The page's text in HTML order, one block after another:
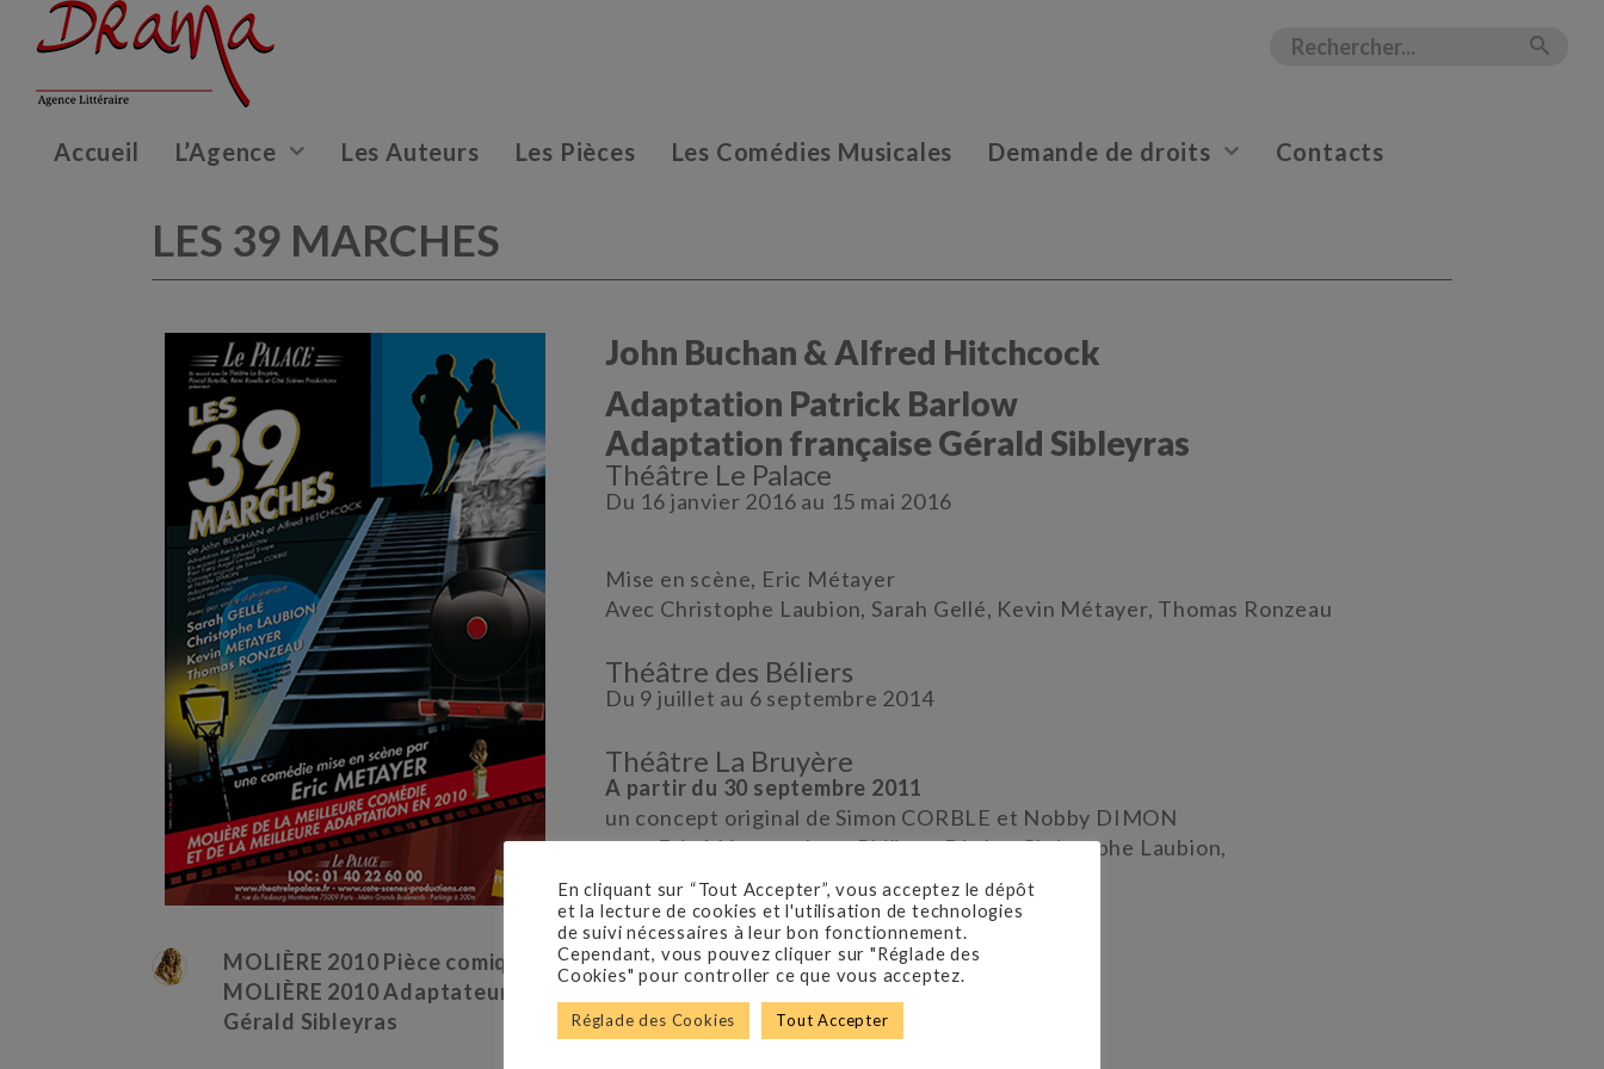
Accueil L’Agence Les Auteurs Les Pièces Les Comédies Musicales Demande de droits Contacts
LES 39 MARCHES
MOLIÈRE 2010 Pièce comique
MOLIÈRE 2010 Adaptateur
Gérald Sibleyras
John Buchan & Alfred Hitchcock
Adaptation Patrick Barlow
Adaptation française Gérald Sibleyras
Théâtre Le Palace
Du 16 janvier 2016 au 15 mai 2016
Mise en scène, Eric Métayer
Avec Christophe Laubion, Sarah Gellé, Kevin Métayer, Thomas Ronzeau
Théâtre des Béliers
Du 9 juillet au 6 septembre 2014
Théâtre La Bruyère
A partir du 30 septembre 2011
un concept original de Simon CORBLE et Nobby DIMON
avec Eric Métayer, Jean-Philippe Bèche, Christophe Laubion,
Herrade Von Meier
mise en scène Eric Métayer
En cliquant sur “Tout Accepter”, vous acceptez le dépôt
et la lecture de cookies et l'utilisation de technologies
de suivi nécessaires à leur bon fonctionnement.
Cependant, vous pouvez cliquer sur "Réglade des
Cookies" pour controller ce que vous acceptez.
Réglade des Cookies Tout Accepter